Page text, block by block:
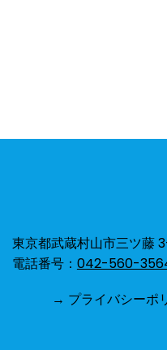
ひよこ組⭐︎お散歩
東京都武蔵村山市三ツ藤
電話番号： 042-560-
→ プライバシーポ